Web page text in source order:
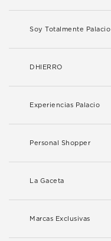
Soy Totalmente Palacio
DHIERRO
Experiencias Palacio
Personal Shopper
La Gaceta
Marcas Exclusivas